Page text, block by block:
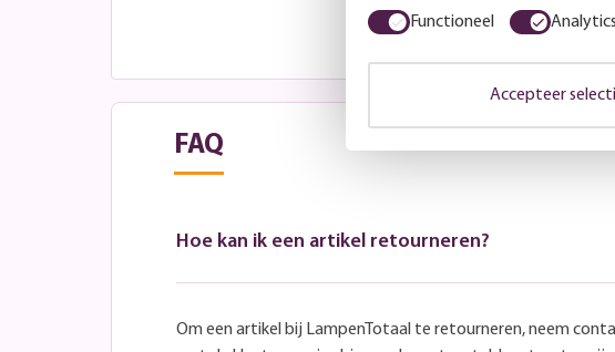
FAQ
Hoe kan ik een artikel retourneren?
Om een artikel bij LampenTotaal te retourneren, neem
Functioneel Analytics
Accepteer